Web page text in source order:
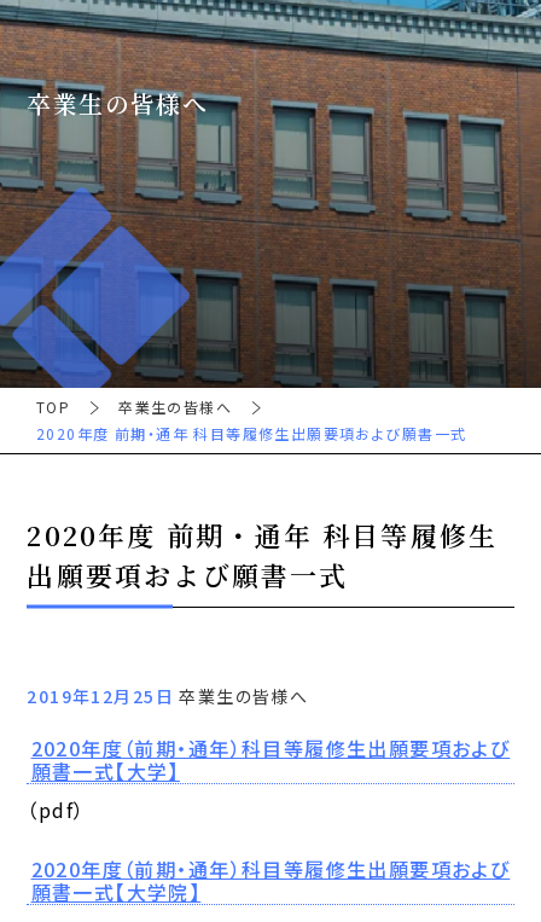
卒業生の皆様へ
TOP
卒業生の皆様へ
2020年度 前期・通年 科目等履修生出願要項および願書一式
2020年度 前期・通年 科目等履修生
出願要項および願書一式
2019年12月25日卒業生の皆様へ
2020年度（前期・通年）科目等履修生出願要項および
願書一式【大学】
（pdf）
2020年度（前期・通年）科目等履修生出願要項および
願書一式【大学院】